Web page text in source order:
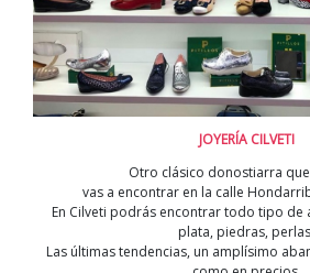
JOYERÍA CILVETI
Otro clásico donostiarra
vas a encontrar en la calle
En Cilveti podrás encontrar todo tipo de
plata, piedras,
Las últimas tendencias, un amplísimo